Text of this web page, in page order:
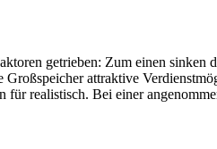
getrieben: Zum einen
Großspeicher attraktive
realistisch. Bei einer